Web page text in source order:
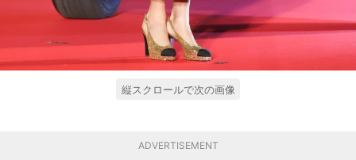
縦スクロールで次の画像
ADVERTISEMENT